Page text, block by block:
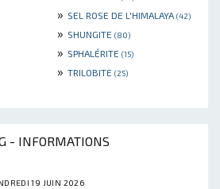
» SEL ROSE DE L'HIMALAYA (42)
» SHUNGITE (80)
» SPHALÉRITE (15)
» TRILOBITE (25)
- INFORMATIONS
19 JUIN 2026